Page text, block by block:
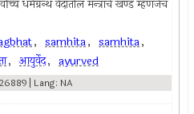
धर्मग्रन्थ वेदांतील मन्त्रांचे खण्ड म्हणजेच
, samhita, samhita,
, आयुर्वेद, ayurved
| Lang: NA